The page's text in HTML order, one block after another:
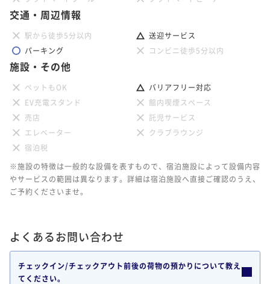
交通・周辺情報
駅から徒歩5分以内
送迎サービス
パーキング
コンビニ徒歩5分以内
施設・その他
ペットもOK
バリアフリー対応
EV充電スタンド
館内喫煙スペース
売店
託児サービス
エレベーター
クラブラウンジ
宿泊税
※施設の特徴は一般的な設備を表すもので、宿泊施設によって設備内容
やサービスの範囲は異なります。詳細は宿泊施設へ直接ご確認のうえ、
ご予約くださいませ。
よくあるお問い合わせ
チェックイン/チェックアウト前後の荷物の預かりについて教え
てください。